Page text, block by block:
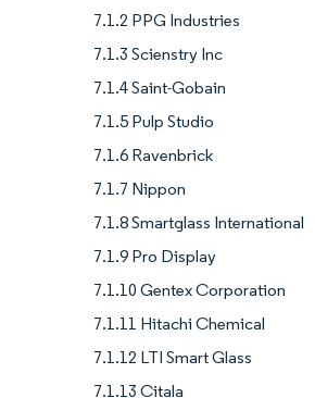
7.1.2 PPG Industries
7.1.3 Scienstry Inc
7.1.4 Saint-Gobain
7.1.5 Pulp Studio
7.1.6 Ravenbrick
7.1.7 Nippon
7.1.8 Smartglass International
7.1.9 Pro Display
7.1.10 Gentex Corporation
7.1.11 Hitachi Chemical
7.1.12 LTI Smart Glass
7.1.13 Citala